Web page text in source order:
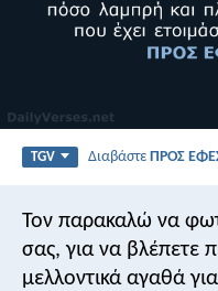
TGV ΔιαβάστεΠΡΟΣ
Τον παρακαλώ να
σας, για να βλέπετε
μελλοντικά αγαθά